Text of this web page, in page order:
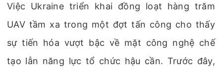
Việc Ukraine triển khai đồng loạt hàng trăm
UAV tầm xa trong một đợt tấn công cho thấy
sự tiến hóa vượt bậc về mặt công nghệ chế
tạo lẫn năng lực tổ chức hậu cần. Trước đây,